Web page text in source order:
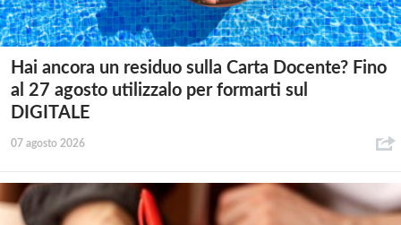
Hai ancora un residuo sulla Carta Docente? Fino
al 27 agosto utilizzalo per formarti sul
DIGITALE
07 agosto 2026